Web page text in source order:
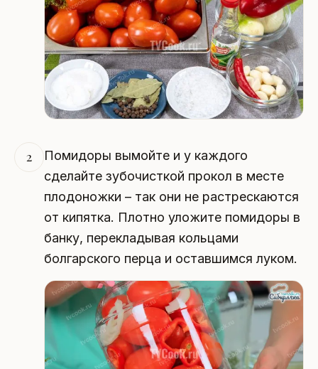
2
Помидоры вымойте и у каждого
сделайте зубочисткой прокол в месте
плодоножки – так они не растрескаются
от кипятка. Плотно уложите помидоры в
банку, перекладывая кольцами
болгарского перца и оставшимся луком.